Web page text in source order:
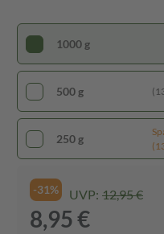
1000 g
500 g
250 g
-31% UVP: 12,95 €
8,95 €